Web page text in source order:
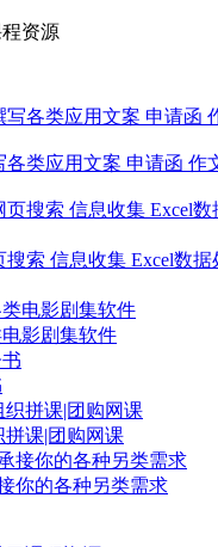
资源
各类应用文案 申请函 作
搜索 信息收集 Excel数
影剧集软件
拼课|团购网课
你的各种另类需求